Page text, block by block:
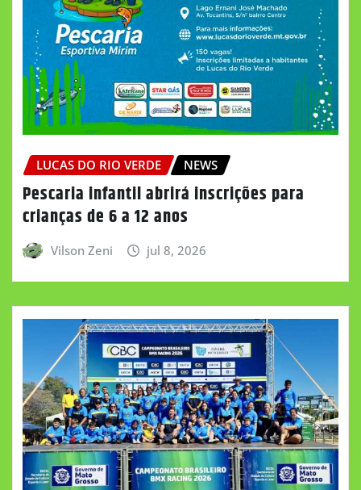
LUCAS DO RIO VERDE NEWS
Pescaria infantil abrirá inscrições para
crianças de 6 a 12 anos
Vilson Zeni jul 8, 2026